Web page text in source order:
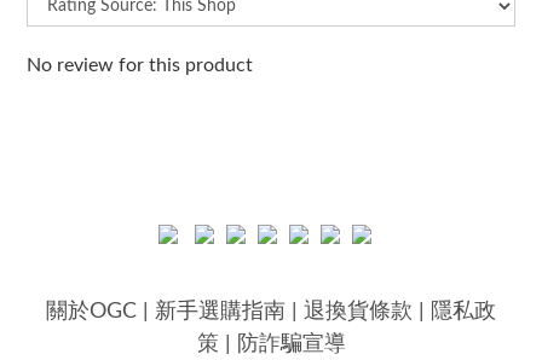
No review for this product
關於OGC 新手選購指南 退換貨條款
隱私政
策
防詐騙宣導